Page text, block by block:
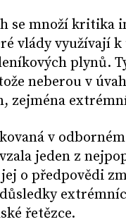
se množí kritika
vlády využívají
plynů.
neberou v
zejména
v
jeden z
o předpovědi
řetězce.